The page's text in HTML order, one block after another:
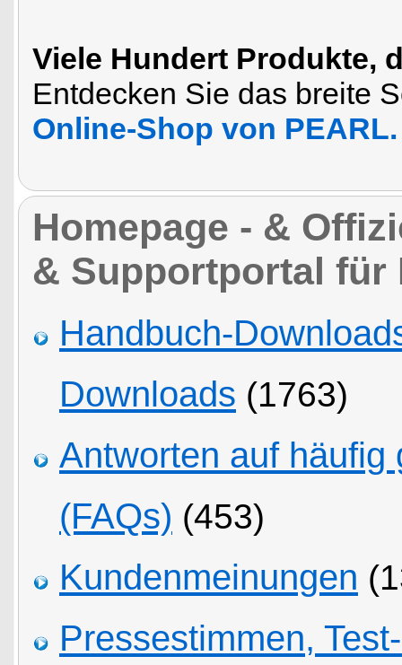
Viele Hundert Produkte,
Entdecken Sie das breite
Online-Shop von PEARL.
Homepage - &
& Supportportal für
Handbuch-
Downloads (1763)
Antworten auf häufig
(FAQs) (453)
Kundenmeinungen
Pressestimmen,